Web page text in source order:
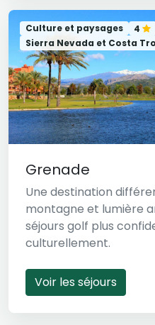
Culture et paysages
4
Sierra Nevada et Costa
Grenade
Une destination
montagne et lumière
séjours golf plus
culturellement.
Voir les séjours